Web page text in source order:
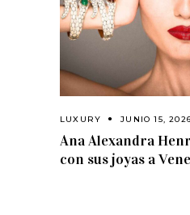
LUXURY JUNIO 15, 2026
Ana Alexandra
con sus joyas a